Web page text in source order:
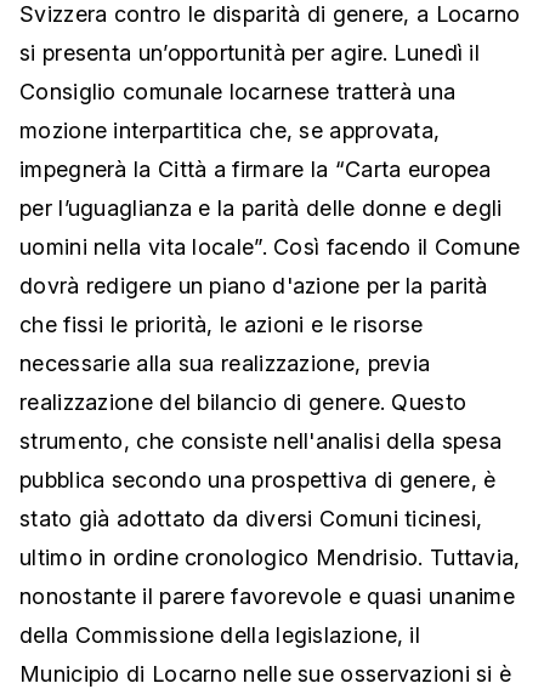
Svizzera contro le disparità di genere, a Locarno
si presenta un’opportunità per agire. Lunedì il
Consiglio comunale locarnese tratterà una
mozione interpartitica che, se approvata,
impegnerà la Città a firmare la “Carta europea
per l’uguaglianza e la parità delle donne e degli
uomini nella vita locale”. Così facendo il Comune
dovrà redigere un piano d'azione per la parità
che fissi le priorità, le azioni e le risorse
necessarie alla sua realizzazione, previa
realizzazione del bilancio di genere. Questo
strumento, che consiste nell'analisi della spesa
pubblica secondo una prospettiva di genere, è
stato già adottato da diversi Comuni ticinesi,
ultimo in ordine cronologico Mendrisio. Tuttavia,
nonostante il parere favorevole e quasi unanime
della Commissione della legislazione, il
Municipio di Locarno nelle sue osservazioni si è